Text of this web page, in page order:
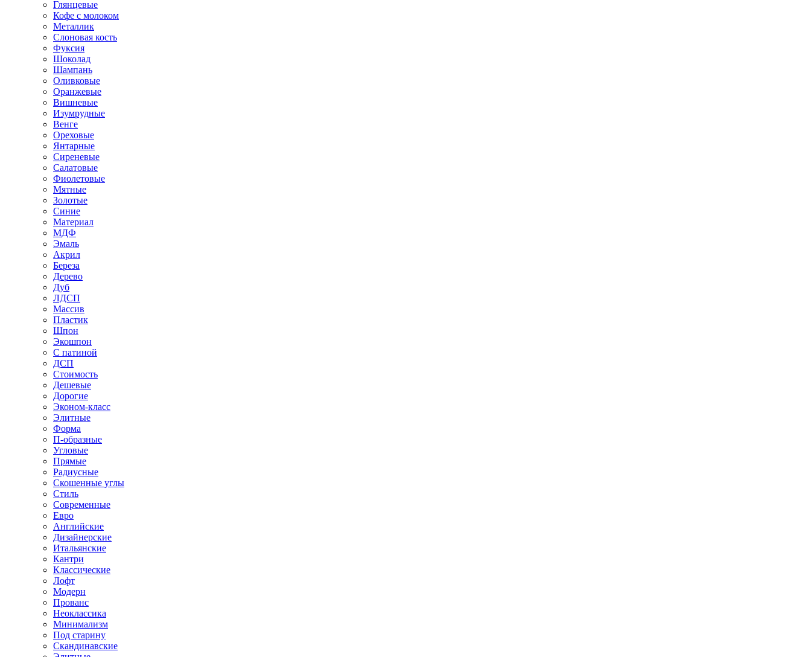
Глянцевые
Кофе с молоком
Металлик
Слоновая кость
Фуксия
Шоколад
Шампань
Оливковые
Оранжевые
Вишневые
Изумрудные
Венге
Ореховые
Янтарные
Сиреневые
Салатовые
Фиолетовые
Мятные
Золотые
Синие
Материал
МДФ
Эмаль
Акрил
Береза
Дерево
Дуб
ЛДСП
Массив
Пластик
Шпон
Экошпон
С патиной
ДСП
Стоимость
Дешевые
Дорогие
Эконом-класс
Элитные
Форма
П-образные
Угловые
Прямые
Радиусные
Скошенные углы
Стиль
Современные
Евро
Английские
Дизайнерские
Итальянские
Кантри
Классические
Лофт
Модерн
Прованс
Неоклассика
Минимализм
Под старину
Скандинавские